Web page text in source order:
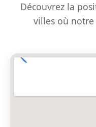
Découvrez la
villes où notre